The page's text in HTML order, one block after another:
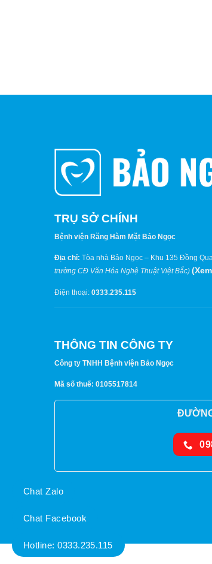
TRỤ SỞ CHÍNH
Bệnh viện Răng Hàm Mặt Bảo Ngọc
Địa chỉ: Tòa nhà Bảo Ngọc – Khu 135 Đồng
trường CĐ Văn Hóa Nghệ Thuật Việt Bắc) (
Điện thoại: 0333.235.115
THÔNG TIN CÔNG TY
Công ty TNHH Bệnh viện Bảo Ngọc
Mã số thuế: 0105517814
Chat Zalo
Chat Facebook
Hotline: 0333.235.115